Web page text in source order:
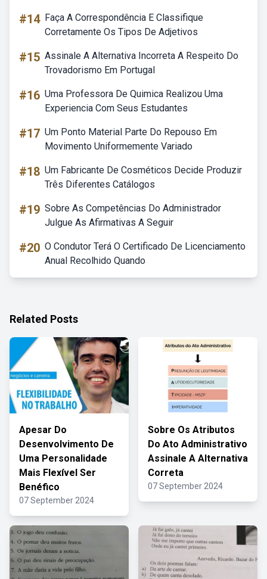
#14 Faça A Correspondência E Classifique
Corretamente Os Tipos De Adjetivos
#15 Assinale A Alternativa Incorreta A Respeito Do
Trovadorismo Em Portugal
#16 Uma Professora De Quimica Realizou Uma
Experiencia Com Seus Estudantes
#17 Um Ponto Material Parte Do Repouso Em
Movimento Uniformemente Variado
#18 Um Fabricante De Cosméticos Decide Produzir
Três Diferentes Catálogos
#19 Sobre As Competências Do Administrador
Julgue As Afirmativas A Seguir
#20 O Condutor Terá O Certificado De Licenciamento
Anual Recolhido Quando
Related Posts
Apesar Do
Desenvolvimento De
Uma Personalidade
Mais Flexível Ser
Benéfico
07 September 2024
Sobre Os Atributos
Do Ato Administrativo
Assinale A Alternativa
Correta
07 September 2024